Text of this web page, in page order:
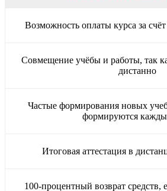
Возможность оплаты курса за
Совмещение учёбы и работы, так
дистанно
Частые формирования новых
формируются
Итоговая аттестация в
100-процентный возврат средств,